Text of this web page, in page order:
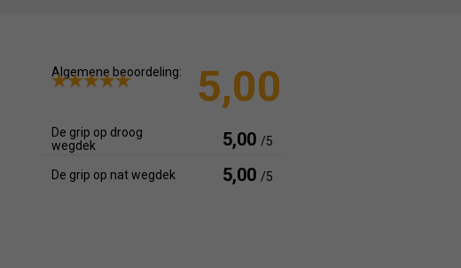
Algemene beoordeling: 5,00
De grip op droog
wegdek
5,00 /5
De grip op nat wegdek 5,00 /5